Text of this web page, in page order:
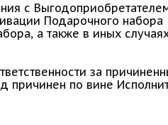
с
Подарочного набора
а также в иных
за
причинен по вине